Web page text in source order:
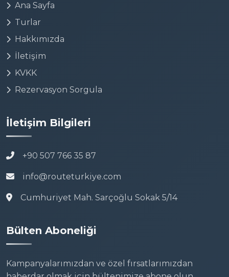
Ana Sayfa
Turlar
Hakkımızda
İletişim
KVKK
Rezervasyon Sorgula
İletişim Bilgileri
+90 507 766 35 87
info@routeturkiye.com
Cumhuriyet Mah. Sarçoğlu Sokak 5/14
Bülten Aboneliği
Kampanyalarımızdan ve özel fırsatlarımızdan